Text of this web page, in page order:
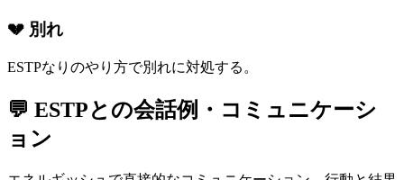
💔 別れ
ESTPなりのやり方で別れに対処する。
💬 ESTPとの会話例・コミュニケーシ
ョン